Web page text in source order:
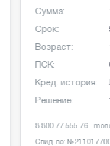
Сумма:
Срок:
Возраст:
ПСК:
Кред. история:
Решение:
8 800 77 555 76
Свид-во: №